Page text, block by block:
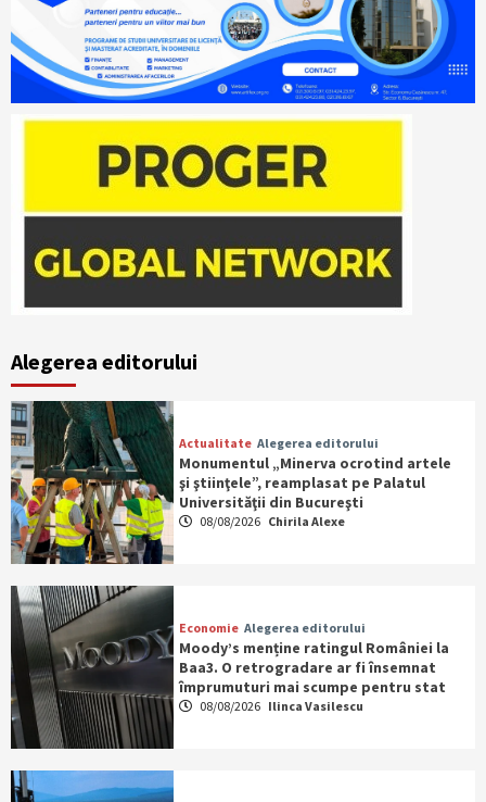
Alegerea editorului
Actualitate Alegerea editorului
Monumentul „Minerva ocrotind artele
şi ştiinţele”, reamplasat pe Palatul
Universităţii din Bucureşti
08/08/2026 Chirila Alexe
Economie Alegerea editorului
Moody’s menține ratingul României la
Baa3. O retrogradare ar fi însemnat
împrumuturi mai scumpe pentru stat
08/08/2026 Ilinca Vasilescu